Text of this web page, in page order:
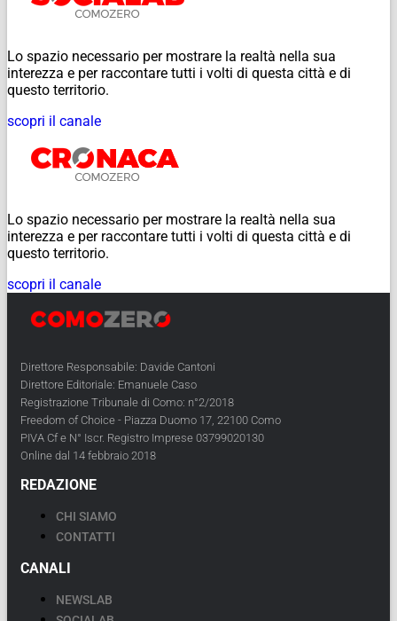
Lo spazio necessario per mostrare la realtà nella sua
interezza e per raccontare tutti i volti di questa città e di
questo territorio.
scopri il canale
Lo spazio necessario per mostrare la realtà nella sua
interezza e per raccontare tutti i volti di questa città e di
questo territorio.
scopri il canale
Direttore Responsabile: Davide Cantoni
Direttore Editoriale: Emanuele Caso
Registrazione Tribunale di Como: n°2/2018
Freedom of Choice - Piazza Duomo 17, 22100 Como
PIVA Cf e N° Iscr. Registro Imprese 03799020130
Online dal 14 febbraio 2018
REDAZIONE
CHI SIAMO
CONTATTI
CANALI
NEWSLAB